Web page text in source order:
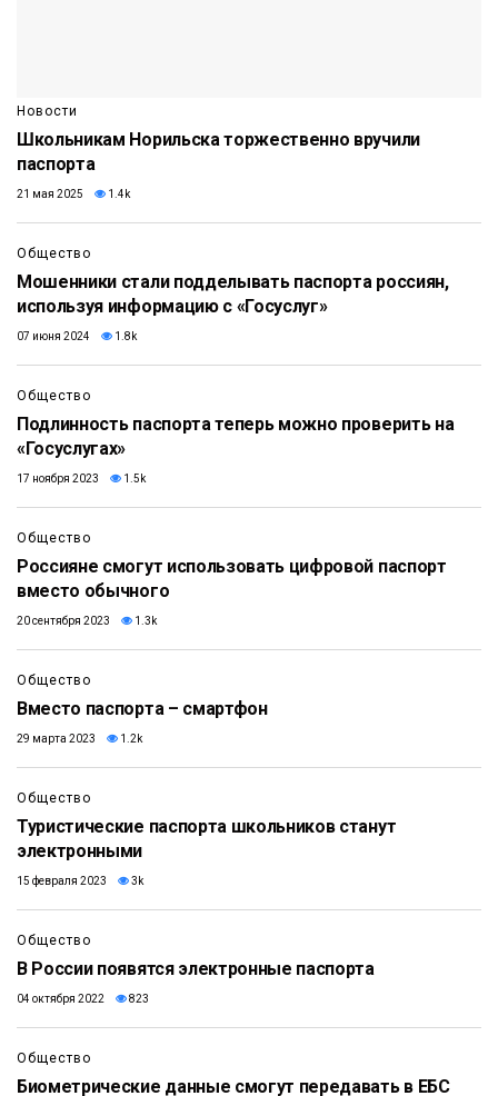
Новости
Школьникам Норильска торжественно вручили
паспорта
21 мая 2025 1.4k
Общество
Мошенники стали подделывать паспорта россиян,
используя информацию с «Госуслуг»
07 июня 2024 1.8k
Общество
Подлинность паспорта теперь можно проверить на
«Госуслугах»
17 ноября 2023 1.5k
Общество
Россияне смогут использовать цифровой паспорт
вместо обычного
20 сентября 2023 1.3k
Общество
Вместо паспорта – смартфон
29 марта 2023 1.2k
Общество
Туристические паспорта школьников станут
электронными
15 февраля 2023 3k
Общество
В России появятся электронные паспорта
04 октября 2022 823
Общество
Биометрические данные смогут передавать в ЕБС